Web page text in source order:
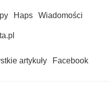
Haps Wiadomości
artykuły Facebook